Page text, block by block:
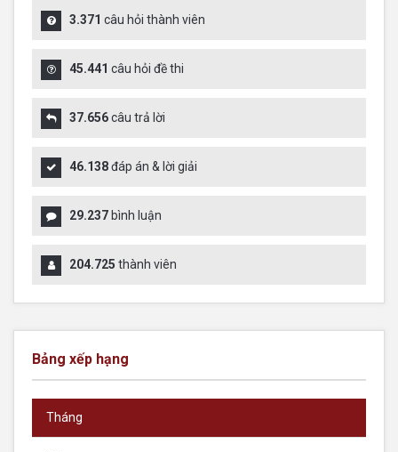
3.371 câu hỏi thành viên
45.441 câu hỏi đề thi
37.656câu trả lời
46.138đáp án & lời giải
29.237 bình luận
204.725 thành viên
Bảng xếp hạng
Tháng